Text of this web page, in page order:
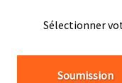
Sélectionner
Soumission